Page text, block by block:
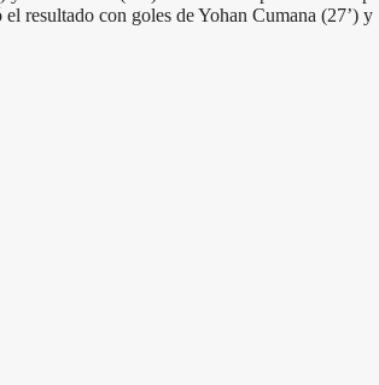
con goles de Yohan Cumana (27’) y